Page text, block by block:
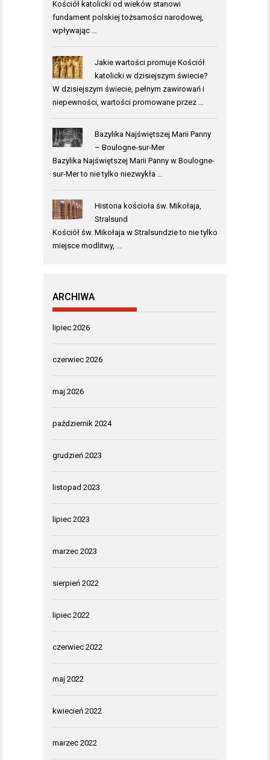
Kościół katolicki od wieków stanowi
fundament polskiej tożsamości narodowej,
wpływając …
Jakie wartości promuje Kościół
katolicki w dzisiejszym świecie?
W dzisiejszym świecie, pełnym zawirowań i
niepewności, wartości promowane przez …
Bazylika Najświętszej Marii Panny
– Boulogne-sur-Mer
Bazylika Najświętszej Marii Panny w Boulogne-
sur-Mer to nie tylko niezwykła …
Historia kościoła św. Mikołaja,
Stralsund
Kościół św. Mikołaja w Stralsundzie to nie tylko
miejsce modlitwy, …
ARCHIWA
lipiec 2026
czerwiec 2026
maj 2026
październik 2024
grudzień 2023
listopad 2023
lipiec 2023
marzec 2023
sierpień 2022
lipiec 2022
czerwiec 2022
maj 2022
kwiecień 2022
marzec 2022